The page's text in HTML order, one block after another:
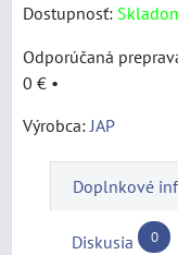
Dostupnosť:
0 € •
Výrobca: JAP
Doplnkové
Diskusia 0